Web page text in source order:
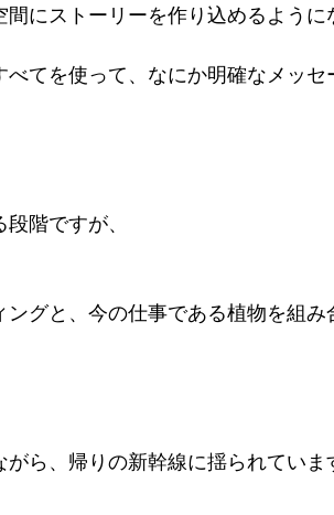
にストーリーを作り込めるように
てを使って、なにか明確なメッセ
階ですが、
グと、今の仕事である植物を組み
ら、帰りの新幹線に揺られていま